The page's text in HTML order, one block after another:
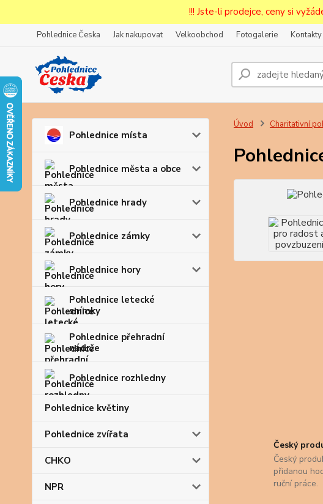
!!! Jste-li prodejce, ceny si
Pohlednice Česka Jak nakupovat Velkoobchod Fotogalerie Kontakty
Pohlednice místa
Pohlednice města a obce
Pohlednice hrady
Pohlednice zámky
Pohlednice hory
Pohlednice letecké
snímky
Pohlednice přehradní
nádrže
Pohlednice rozhledny
Pohlednice květiny
Pohlednice zvířata
CHKO
NPR
Úvod Charitativní
Český
Český
přidanou
ruční práce.
Prodejcům bude